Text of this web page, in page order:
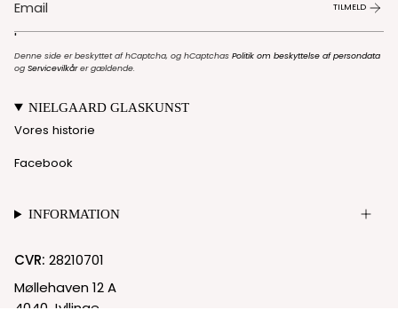
TILMELD
'
Denne side er beskyttet af hCaptcha, og hCaptchas Politik om beskyttelse af persondata
og Servicevilkårer gældende.
NIELGAARD GLASKUNST
Vores historie
Facebook
INFORMATION
CVR: 28210701
Møllehaven 12 A